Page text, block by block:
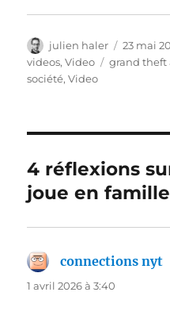
Auteur
julien haler
Publié
le
23 mai
videos,Video Étiquettes
grand theft
société,Video
4 réflexions
joue en
connections nyt
1 avril 2026 à 3:40